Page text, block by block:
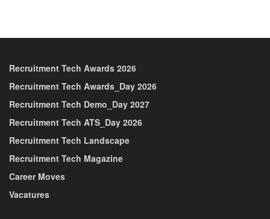
Recruitment Tech Awards 2026
Recruitment Tech Awards_Day 2026
Recruitment Tech Demo_Day 2027
Recruitment Tech ATS_Day 2026
Recruitment Tech Landscape
Recruitment Tech Magazine
Career Moves
Vacatures